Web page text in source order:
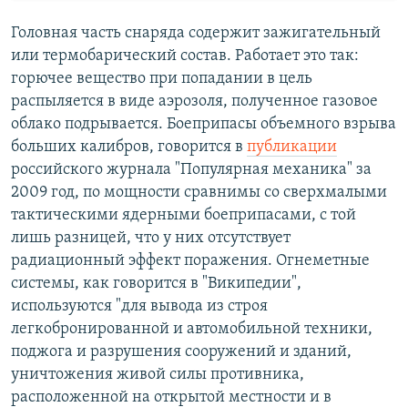
Головная часть снаряда содержит зажигательный
или термобарический состав. Работает это так:
горючее вещество при попадании в цель
распыляется в виде аэрозоля, полученное газовое
облако подрывается. Боеприпасы объемного взрыва
больших калибров, говорится в публикации
российского журнала "Популярная механика" за
2009 год, по мощности сравнимы со сверхмалыми
тактическими ядерными боеприпасами, с той
лишь разницей, что у них отсутствует
радиационный эффект поражения. Огнеметные
системы, как говорится в "Википедии",
используются "для вывода из строя
легкобронированной и автомобильной техники,
поджога и разрушения сооружений и зданий,
уничтожения живой силы противника,
расположенной на открытой местности и в